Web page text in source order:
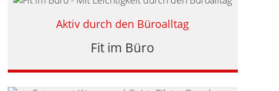
Aktiv durch den Büroalltag
Fit im Büro